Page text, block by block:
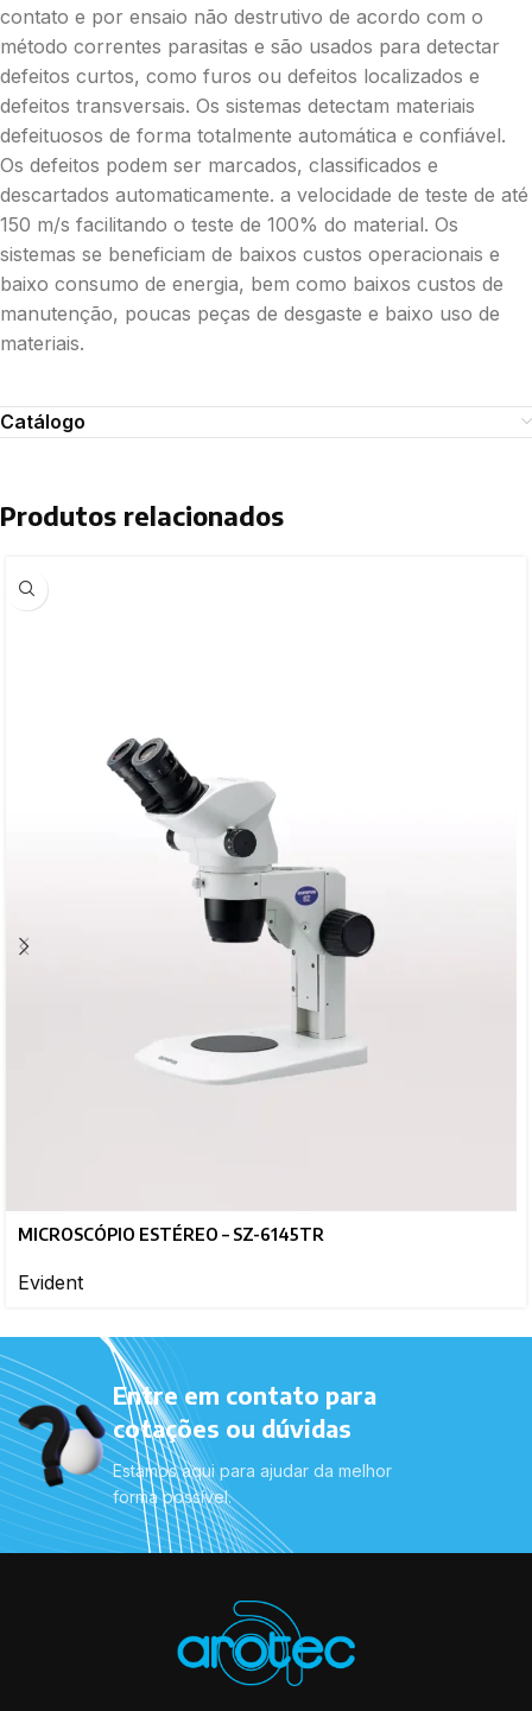
contato e por ensaio não destrutivo de acordo com o
método correntes parasitas e são usados para detectar
defeitos curtos, como furos ou defeitos localizados e
defeitos transversais. Os sistemas detectam materiais
defeituosos de forma totalmente automática e confiável.
Os defeitos podem ser marcados, classificados e
descartados automaticamente. a velocidade de teste de até
150 m/s facilitando o teste de 100% do material. Os
sistemas se beneficiam de baixos custos operacionais e
baixo consumo de energia, bem como baixos custos de
manutenção, poucas peças de desgaste e baixo uso de
materiais.
Catálogo
Produtos relacionados
MICROSCÓPIO ESTÉREO – SZ-6145TR
Evident
Entre em contato para
cotações ou dúvidas
Estamos aqui para ajudar da melhor
forma possível.